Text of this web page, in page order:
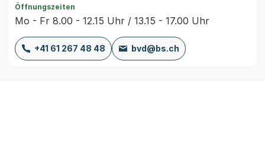
Öffnungszeiten
Mo - Fr 8.00 - 12.15 Uhr / 13.15 - 17.00 Uhr
+41 61 267 48 48 bvd@bs.ch